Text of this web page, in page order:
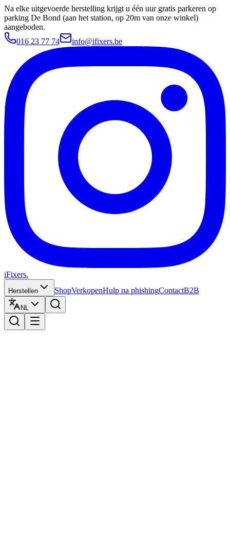
Na elke uitgevoerde herstelling krijgt u één uur gratis parkeren op
parking De Bond (aan het station, op 20m van onze winkel)
aangeboden.
016 23 77 74
info@ifixers.be
iFixers.
Herstellen ShopVerkopenHulp na phishingContactB2B
NL